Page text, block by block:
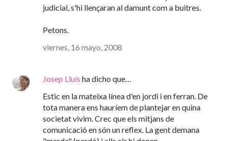
judicial, s'hi llençaran al damunt com a buitres.
Petons.
viernes, 16 mayo, 2008
Josep Lluís ha dicho que…
Estic en la mateixa línea d'en jordi i en ferran. De
tota manera ens hauríem de plantejar en quina
societat vivim. Crec que els mitjans de
comunicació en són un reflex. La gent demana